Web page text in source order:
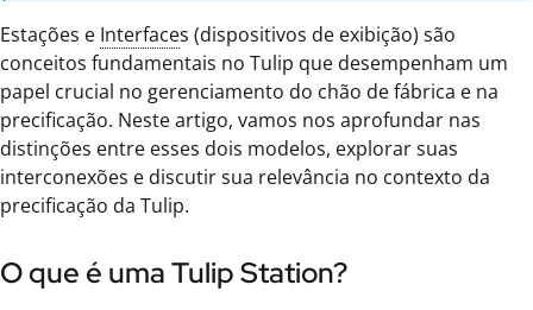
Estações e Interfaces (dispositivos de exibição) são
conceitos fundamentais no Tulip que desempenham um
papel crucial no gerenciamento do chão de fábrica e na
precificação. Neste artigo, vamos nos aprofundar nas
distinções entre esses dois modelos, explorar suas
interconexões e discutir sua relevância no contexto da
precificação da Tulip.
O que é uma Tulip Station?